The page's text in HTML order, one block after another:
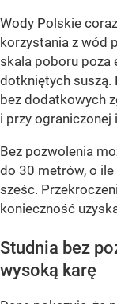
Wody Polskie
korzystania z wód
skala poboru poza
dotkniętych suszą.
bez dodatkowych
i przy
Bez pozwolenia
do 30 metrów, o
sześc.
konieczność
Studnia bez
wysoką karę